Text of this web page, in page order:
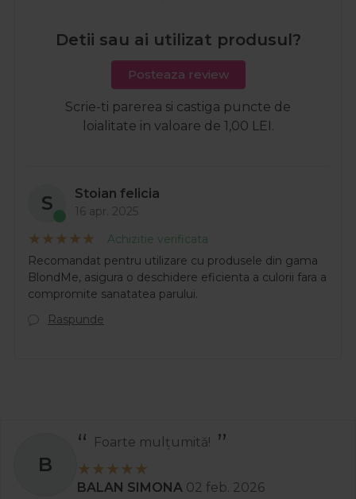
Detii sau ai utilizat produsul?
Posteaza review
Scrie-ti parerea si castiga puncte de
loialitate in valoare de 1,00 LEI.
S Stoian felicia
16 apr. 2025
Achizitie verificata
Recomandat pentru utilizare cu produsele din gama
BlondMe, asigura o deschidere eficienta a culorii fara a
compromite sanatatea parului.
Raspunde
B
Foarte mulțumită!
BALAN SIMONA 02 feb. 2026